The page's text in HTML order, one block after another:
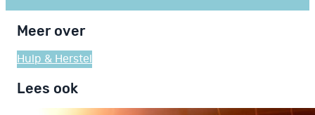
Meer over
Hulp & Herstel
Lees ook